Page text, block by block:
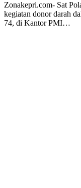
Zonakepri.com- Sat
kegiatan donor darah
74, di Kantor PMI…